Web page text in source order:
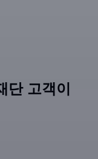
단 고객이